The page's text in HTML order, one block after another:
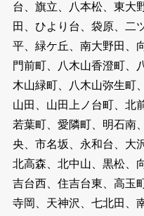
台、旗立、八本松、東大
田、ひより台、袋原、二
平、緑ケ丘、南大野田、
門前町、八木山香澄町、
木山緑町、八木山弥生町
山田、山田上ノ台町、北
若葉町、愛隣町、明石南
央、市名坂、永和台、大
北高森、北中山、黒松、
吉台西、住吉台東、高玉
寺岡、天神沢、七北田、